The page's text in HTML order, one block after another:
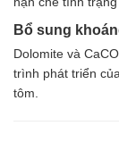
Nguyên liệu chăn nuôi
HÓA CHẤT XÂY DỰNG
Chống thấm sika
Silicone Dow Corning
Silicone KCC
Bổ sung
Dolomite và
trình phát triển
tôm.